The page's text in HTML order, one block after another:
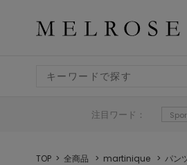
注目ワード：
TOP 全商品 martinique パン